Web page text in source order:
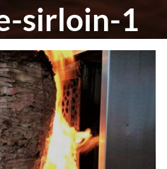
sirloin-1